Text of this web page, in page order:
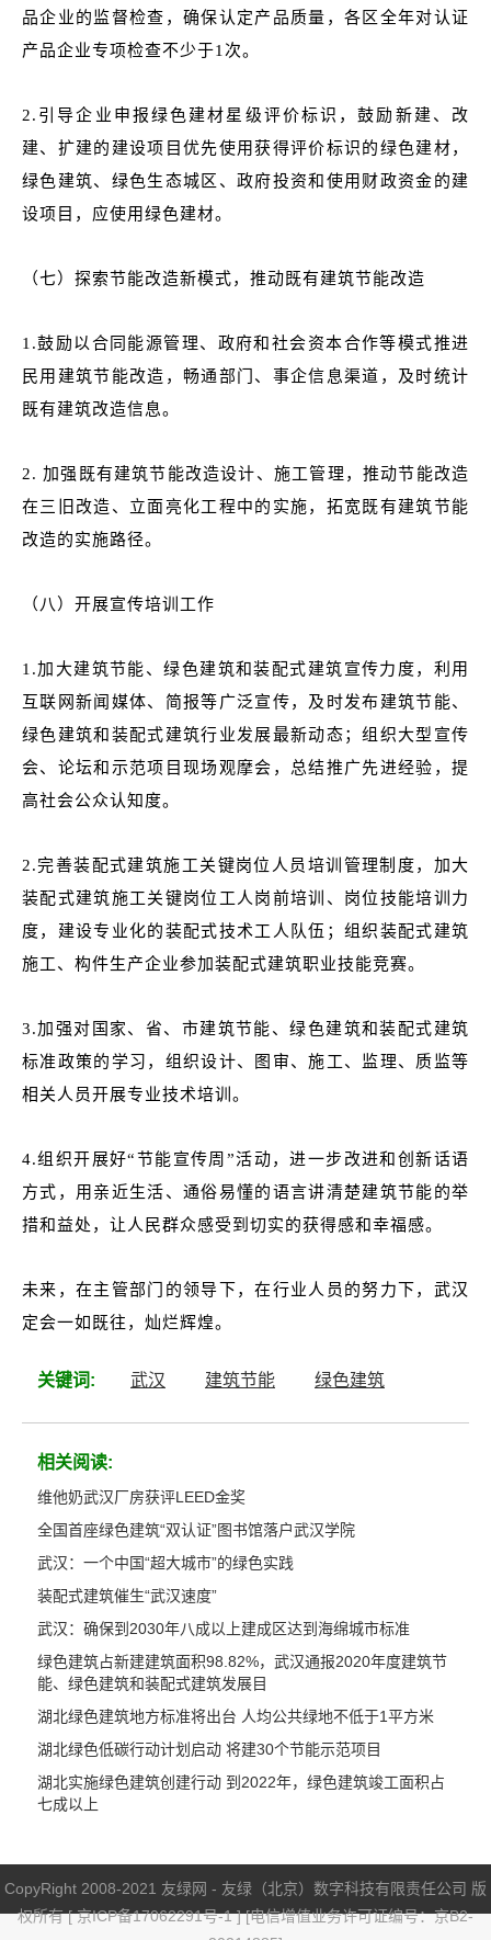
品企业的监督检查，确保认定产品质量，各区全年对认证
产品企业专项检查不少于1次。
2.引导企业申报绿色建材星级评价标识，鼓励新建、改
建、扩建的建设项目优先使用获得评价标识的绿色建材，
绿色建筑、绿色生态城区、政府投资和使用财政资金的建
设项目，应使用绿色建材。
（七）探索节能改造新模式，推动既有建筑节能改造
1.鼓励以合同能源管理、政府和社会资本合作等模式推进
民用建筑节能改造，畅通部门、事企信息渠道，及时统计
既有建筑改造信息。
2. 加强既有建筑节能改造设计、施工管理，推动节能改造
在三旧改造、立面亮化工程中的实施，拓宽既有建筑节能
改造的实施路径。
（八）开展宣传培训工作
1.加大建筑节能、绿色建筑和装配式建筑宣传力度，利用
互联网新闻媒体、简报等广泛宣传，及时发布建筑节能、
绿色建筑和装配式建筑行业发展最新动态；组织大型宣传
会、论坛和示范项目现场观摩会，总结推广先进经验，提
高社会公众认知度。
2.完善装配式建筑施工关键岗位人员培训管理制度，加大
装配式建筑施工关键岗位工人岗前培训、岗位技能培训力
度，建设专业化的装配式技术工人队伍；组织装配式建筑
施工、构件生产企业参加装配式建筑职业技能竞赛。
3.加强对国家、省、市建筑节能、绿色建筑和装配式建筑
标准政策的学习， 组织设计、图审、施工、监理、质监等
相关人员开展专业技术培训。
4.组织开展好“节能宣传周”活动，进一步改进和创新话语
方式，用亲近生活、通俗易懂的语言讲清楚建筑节能的举
措和益处，让人民群众感受到切实的获得感和幸福感。
未来，在主管部门的领导下，在行业人员的努力下，武汉
定会一如既往，灿烂辉煌。
关键词: 武汉 建筑节能 绿色建筑
相关阅读:
维他奶武汉厂房获评LEED金奖
全国首座绿色建筑“双认证”图书馆落户武汉学院
武汉：一个中国“超大城市”的绿色实践
装配式建筑催生“武汉速度”
武汉：确保到2030年八成以上建成区达到海绵城市标准
绿色建筑占新建建筑面积98.82%，武汉通报2020年度建筑节
能、绿色建筑和装配式建筑发展目
湖北绿色建筑地方标准将出台 人均公共绿地不低于1平方米
湖北绿色低碳行动计划启动 将建30个节能示范项目
湖北实施绿色建筑创建行动 到2022年，绿色建筑竣工面积占
七成以上
CopyRight 2008-2021 友绿网 - 友绿（北京）数字科技有限责任公司 版
权所有 [京ICP备17062291号-1] [电信增值业务许可证编号：京B2-